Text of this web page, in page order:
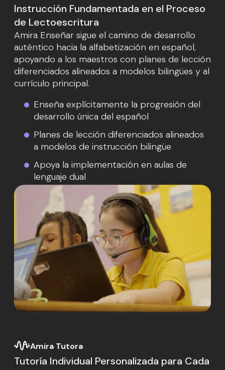
Instrucción Fundamentada en el Proceso
de Lectoescritura
Amira Enseñar sigue el camino de desarrollo
auténtico hacia la alfabetización en español,
apoyando a los maestros con planes de lección
diferenciados alineados a modelos bilingües y al
currículo principal.
Enseña explícitamente la progresión del
desarrollo única del español
Planes de lección diferenciados alineados
a modelos de instrucción bilingüe
Apoya la implementación en aulas de
lenguaje dual
Amira Tutora
Tutoría Individual Personalizada para Cada